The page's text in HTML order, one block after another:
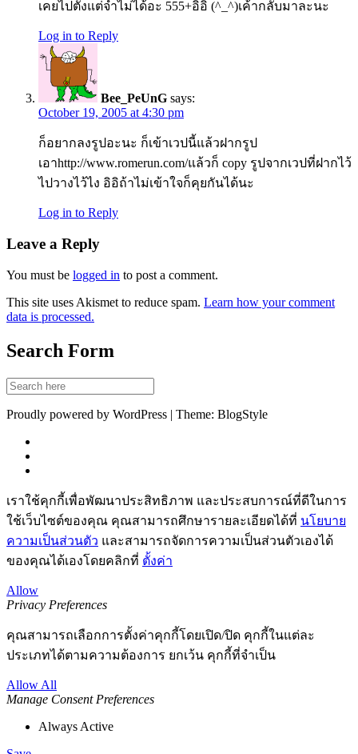
เคยไปตั้งแต่จำไม่ได้อะ 555+อิอิ (^_^)เค้ากลับมาละนะ
Log in to Reply
Bee_PeUnG says:
October 19, 2005 at 4:30 pm
ก็อยากลงรูปอะนะ ก็เข้าเวปนี้แล้วฝากรูป
เอาhttp://www.romerun.com/แล้วก็ copy รูปจากเวปที่ฝากไว้
ไปวางไว้ไง อิอิถ้าไม่เข้าใจก็คุยกันได้นะ
Log in to Reply
Leave a Reply
You must be logged in to post a comment.
This site uses Akismet to reduce spam. Learn how your comment
data is processed.
Search Form
Proudly powered by WordPress | Theme: BlogStyle
เราใช้คุกกี้เพื่อพัฒนาประสิทธิภาพ และประสบการณ์ที่ดีในการ
ใช้เว็บไซต์ของคุณ คุณสามารถศึกษารายละเอียดได้ที่ นโยบาย
ความเป็นส่วนตัว และสามารถจัดการความเป็นส่วนตัวเองได้
ของคุณได้เองโดยคลิกที่ ตั้งค่า
Allow
Privacy Preferences
คุณสามารถเลือกการตั้งค่าคุกกี้โดยเปิด/ปิด คุกกี้ในแต่ละ
ประเภทได้ตามความต้องการ ยกเว้น คุกกี้ที่จำเป็น
Allow All
Manage Consent Preferences
Always Active